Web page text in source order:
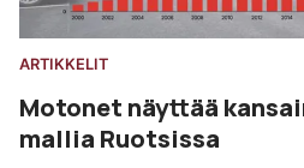
ARTIKKELIT
Motonet näyttää
mallia Ruotsissa